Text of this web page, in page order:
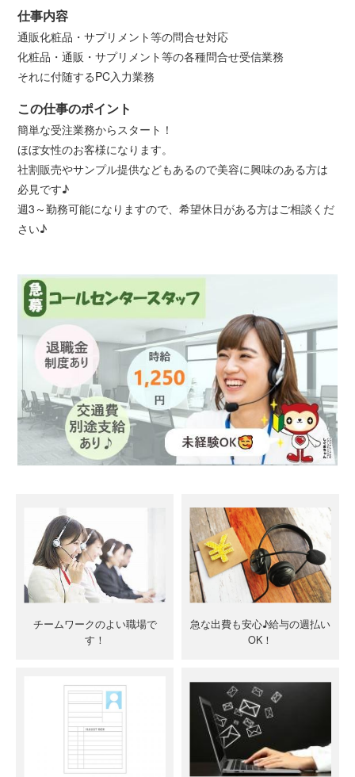
仕事内容
通販化粧品・サプリメント等の問合せ対応
化粧品・通販・サプリメント等の各種問合せ受信業務
それに付随するPC入力業務
この仕事のポイント
簡単な受注業務からスタート！
ほぼ女性のお客様になります。
社割販売やサンプル提供などもあるので美容に興味のある方は
必見です♪
週3～勤務可能になりますので、希望休日がある方はご相談くだ
さい♪
チームワークのよい職場で
す！
急な出費も安心♪給与の週払い
OK！